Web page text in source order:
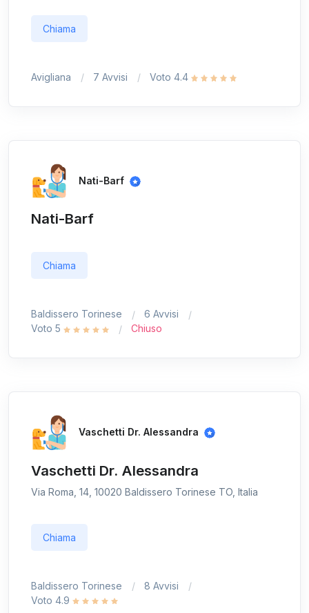
Chiama
Avigliana 7 Avvisi Voto 4.4
Nati-Barf
Nati-Barf
Chiama
Baldissero Torinese
6 Avvisi
Voto 5
Chiuso
Vaschetti Dr. Alessandra
Vaschetti Dr. Alessandra
Via Roma, 14, 10020 Baldissero Torinese TO, Italia
Chiama
Baldissero Torinese
8 Avvisi
Voto 4.9